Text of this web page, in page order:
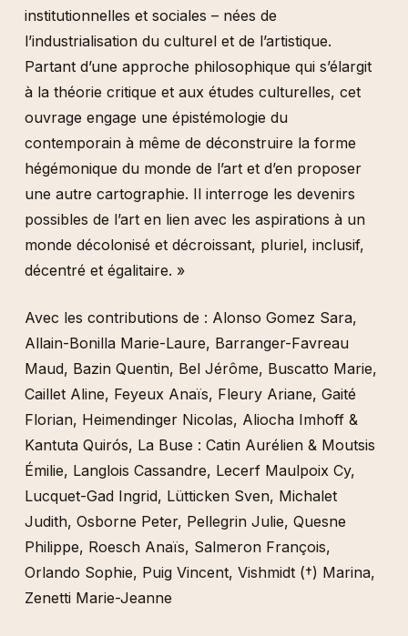
institutionnelles et sociales – nées de
l’industrialisation du culturel et de l’artistique.
Partant d’une approche philosophique qui s’élargit
à la théorie critique et aux études culturelles, cet
ouvrage engage une épistémologie du
contemporain à même de déconstruire la forme
hégémonique du monde de l’art et d’en proposer
une autre cartographie. Il interroge les devenirs
possibles de l’art en lien avec les aspirations à un
monde décolonisé et décroissant, pluriel, inclusif,
décentré et égalitaire. »
Avec les contributions de : Alonso Gomez Sara,
Allain-Bonilla Marie-Laure, Barranger-Favreau
Maud, Bazin Quentin, Bel Jérôme, Buscatto Marie,
Caillet Aline, Feyeux Anaïs, Fleury Ariane, Gaité
Florian, Heimendinger Nicolas, Aliocha Imhoff &
Kantuta Quirós, La Buse : Catin Aurélien & Moutsis
Émilie, Langlois Cassandre, Lecerf Maulpoix Cy,
Lucquet-Gad Ingrid, Lütticken Sven, Michalet
Judith, Osborne Peter, Pellegrin Julie, Quesne
Philippe, Roesch Anaïs, Salmeron François,
Orlando Sophie, Puig Vincent, Vishmidt (†) Marina,
Zenetti Marie-Jeanne